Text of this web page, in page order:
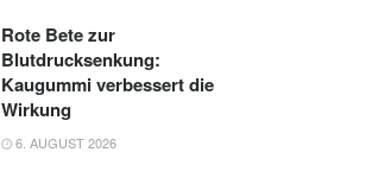
Rote Bete zur
Blutdrucksenkung:
Kaugummi verbessert die
Wirkung
6. AUGUST 2026